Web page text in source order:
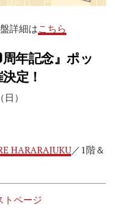
詳細はこちら
年記念』ポッ
定！
）
HARARAJUKU／1階＆
トページ